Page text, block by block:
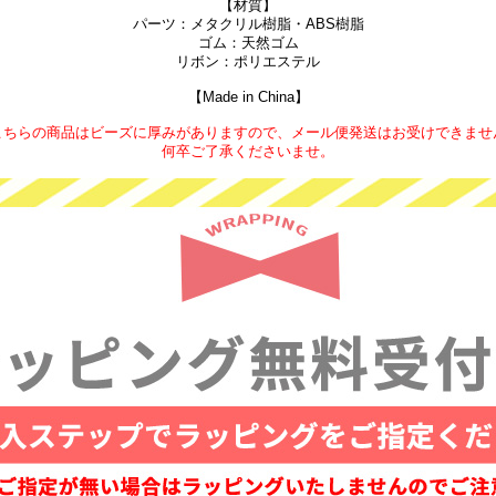
【材質】
パーツ：メタクリル樹脂・ABS樹脂
ゴム：天然ゴム
リボン：ポリエステル
【Made in China】
らの商品はビーズに厚みがありますので、メール便発送はお受けできませ
何卒ご了承くださいませ。